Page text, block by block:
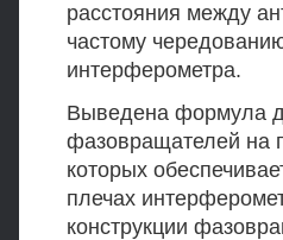
расстояния между
частому
интерферометра.
Выведена формула
фазовращателей на
которых
плечах
конструкции